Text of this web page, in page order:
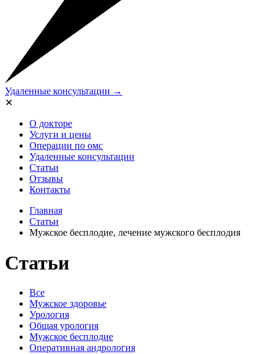
Удаленные консультации →
✕
О докторе
Услуги и цены
Операции по омс
Удаленные консультации
Статьи
Отзывы
Контакты
Главная
Статьи
Мужское бесплодие, лечение мужского бесплодия
Статьи
Все
Мужское здоровье
Урология
Общая урология
Мужское бесплодие
Оперативная андрология